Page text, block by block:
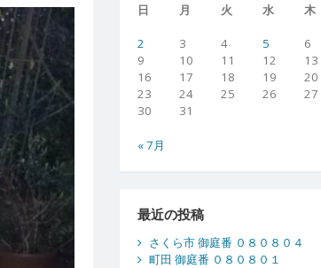
日
月 火 水 木
2
3 4 5 6
9
10 11 12 13
16
17 18 19 20
23
24 25 26 27
30
31
« 7月
最近の投稿
さくら市 御庭番 ０８０８０４
町田 御庭番 ０８０８０１